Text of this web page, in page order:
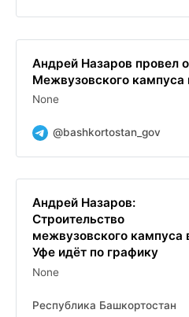
Андрей Назаров провел
Межвузовского кампуса
None
@bashkortostan_gov
Андрей Назаров:
Строительство
межвузовского кампуса
Уфе идёт по графику
None
Республика Башкортостан